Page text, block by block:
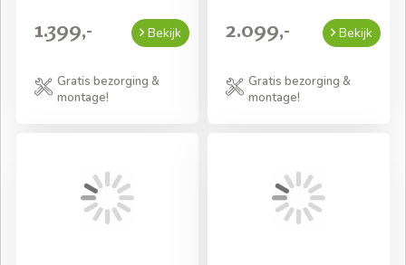
1.399,- Bekijk
Gratis bezorging &
montage!
2.099,- Bekijk
Gratis bezorging &
montage!